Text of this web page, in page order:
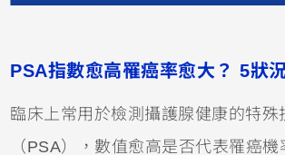
PSA指數愈高罹癌率愈大？ 5狀
臨床上常用於檢測攝護腺健康的特殊
（PSA），數值愈高是否代表罹癌